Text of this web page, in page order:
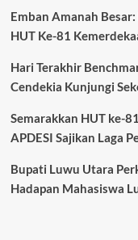
Emban Amanah
HUT Ke-81
Hari Terakhir
Cendekia Kunjungi
Semarakkan HUT ke-
APDESI Sajikan Laga
Bupati Luwu Utara
Hadapan Mahasiswa